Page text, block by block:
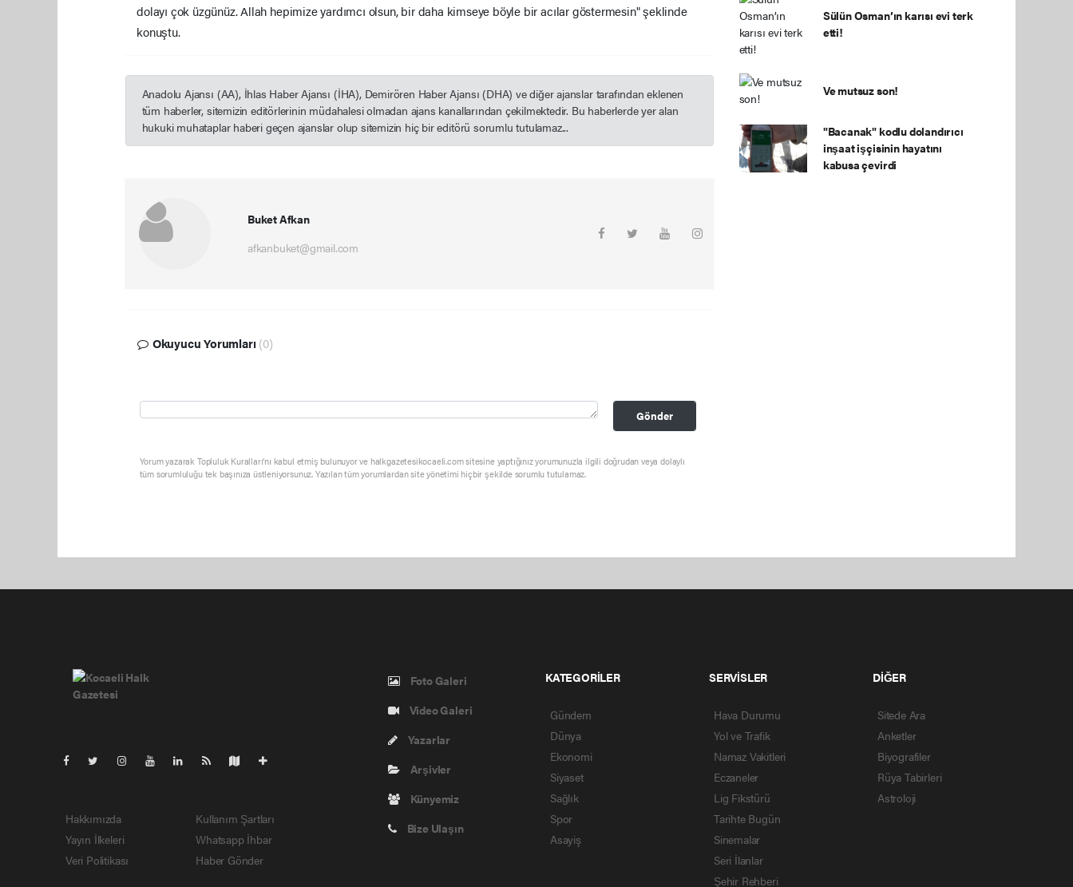
dolayı çok üzgünüz. Allah hepimize yardımcı olsun, bir daha kimseye böyle bir acılar göstermesin" şeklinde
konuştu.
Anadolu Ajansı (AA), İhlas Haber Ajansı (İHA), Demirören Haber Ajansı (DHA) ve diğer ajanslar tarafından eklenen
tüm haberler, sitemizin editörlerinin müdahalesi olmadan ajans kanallarından çekilmektedir. Bu haberlerde yer alan
hukuki muhataplar haberi geçen ajanslar olup sitemizin hiç bir editörü sorumlu tutulamaz...
Buket Afkan
afkanbuket@gmail.com
Okuyucu Yorumları (0)
Gönder
Yorum yazarak Topluluk Kuralları’nı kabul etmiş bulunuyor ve halkgazetesikocaeli.com sitesine yaptığınız yorumunuzla ilgili doğrudan veya dolaylı
tüm sorumluluğu tek başınıza üstleniyorsunuz. Yazılan tüm yorumlardan site yönetimi hiçbir şekilde sorumlu tutulamaz.
Sülün Osman’ın karısı evi terk
etti!
Ve mutsuz son!
"Bacanak" kodlu dolandırıcı
inşaat işçisinin hayatını
kabusa çevirdi
Hakkımızda
Yayın İlkeleri
Veri Politikası
Kullanım Şartları
Whatsapp İhbar
Haber Gönder
Foto Galeri
Video Galeri
Yazarlar
Arşivler
Künyemiz
Bize Ulaşın
KATEGORİLER
Gündem
Dünya
Ekonomi
Siyaset
Sağlık
Spor
Asayiş
SERVİSLER
Hava Durumu
Yol ve Trafik
Namaz Vakitleri
Eczaneler
Lig Fikstürü
Tarihte Bugün
Sinemalar
Seri İlanlar
Şehir Rehberi
DİĞER
Sitede Ara
Anketler
Biyografiler
Rüya Tabirleri
Astroloji